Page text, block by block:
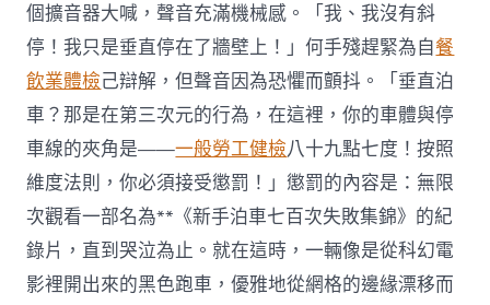
個擴音器大喊，聲音充滿機械感。「我、我沒有斜
停！我只是垂直停在了牆壁上！」何手殘趕緊為自餐
飲業體檢己辯解，但聲音因為恐懼而顫抖。「垂直泊
車？那是在第三次元的行為，在這裡，你的車體與停
車線的夾角是——一般勞工健檢八十九點七度！按照
維度法則，你必須接受懲罰！」懲罰的內容是：無限
次觀看一部名為**《新手泊車七百次失敗集錦》的紀
錄片，直到哭泣為止。就在這時，一輛像是從科幻電
影裡開出來的黑色跑車，優雅地從網格的邊緣漂移而